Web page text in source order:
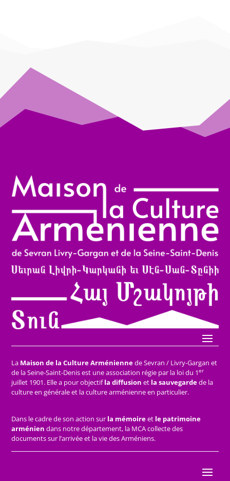
La Maison de la Culture Arméniennede Sevran / Livry-Gargan et
de la Seine-Saint-Denis est une association régie par la loi du 1er
juillet 1901. Elle a pour objectifla diffusion et la sauvegardede la
culture en générale et la culture arménienne en particulier.
Dans le cadre de son action sur la mémoireet le patrimoine
arménien dans notre département, la MCA collecte des
documents sur l’arrivée et la vie des Arméniens.